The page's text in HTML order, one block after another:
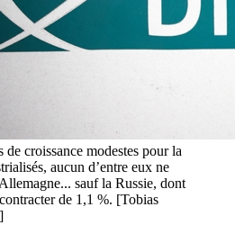
croissance modestes pour la
aucun d’entre eux ne
sauf la Russie, dont
de 1,1 %. [Tobias